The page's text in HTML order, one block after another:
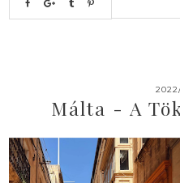
Málta - A